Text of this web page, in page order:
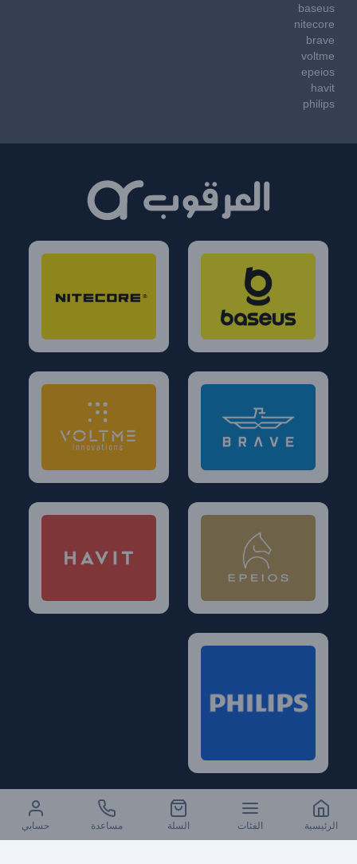
الرئيسية الفئات السلة مساعدة حسابي
baseus
nitecore
brave
voltme
epeios
havit
philips